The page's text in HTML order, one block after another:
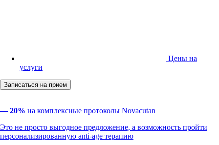
Цены на
услуги
Записаться на прием
— 20% на комплексные протоколы Novacutan
Это не просто выгодное предложение, а возможность пройти
персонализированную anti-age терапию